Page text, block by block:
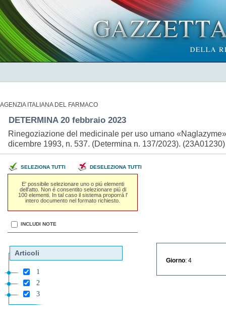
AGENZIA ITALIANA DEL FARMACO
DETERMINA 20 febbraio 2023
Rinegoziazione del medicinale per uso umano
dicembre 1993, n. 537. (Determina n. 137/2023).
SELEZIONA TUTTI DESELEZIONA TUTTI
E' possibile selezionare uno o piú elementi
dell'atto. Non é consentito selezionare piú di
100 elementi. In tal caso il sistema proporrá l'
intero documento nel formato richiesto.
INCLUDI NOTE
Articoli
1
2
3
Giorno : 4